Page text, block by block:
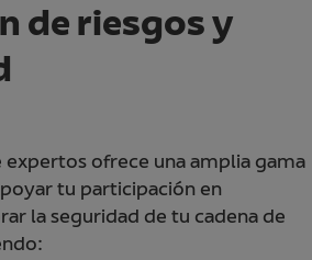
de riesgos y
ofrece una amplia gama
tu participación en
la seguridad de tu cadena de